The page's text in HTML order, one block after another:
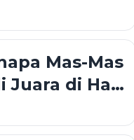
Bambu di
Mas-Mas
Juara di Hati